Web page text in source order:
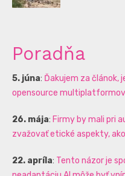
Poradňa
5. júna: Ďakujem za článok,
opensource
26. mája: Firmy by mali pri
zvažovať etické aspekty,
22. apríla: Tento názor je